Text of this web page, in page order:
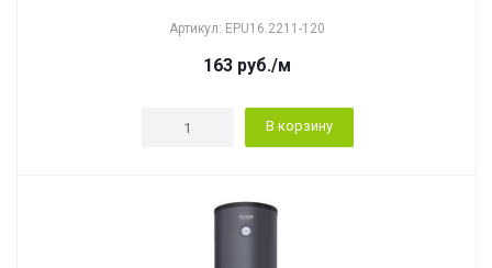
Артикул: EPU16.2211-120
163 руб./м
В корзину